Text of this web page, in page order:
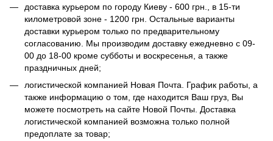
доставка курьером по городу Киеву - 600 грн., в 15-ти
километровой зоне - 1200 грн. Остальные варианты
доставки курьером только по предварительному
согласованию. Мы производим доставку ежедневно с 09-
00 до 18-00 кроме субботы и воскресенья, а также
праздничных дней;
логистической компанией Новая Почта. График работы, а
также информацию о том, где находится Ваш груз, Вы
можете посмотреть на сайте Новой Почты. Доставка
логистической компанией возможна только полной
предоплате за товар;